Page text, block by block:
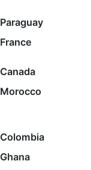
Paraguay
France
Canada
Morocco
Colombia
Ghana